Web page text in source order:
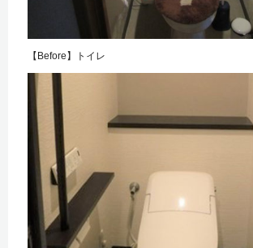
【Before】トイレ